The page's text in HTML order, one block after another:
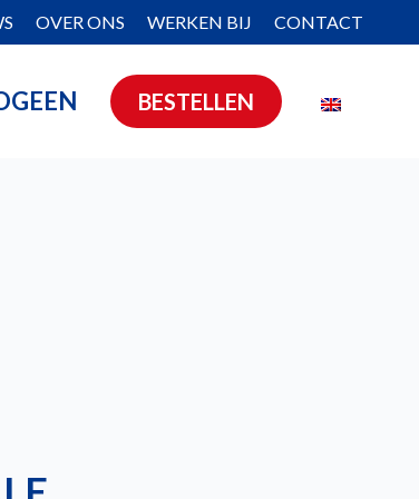
OVER ONS WERKEN BIJ CONTACT
BESTELLEN